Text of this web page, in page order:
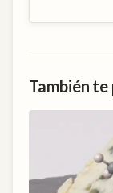
También